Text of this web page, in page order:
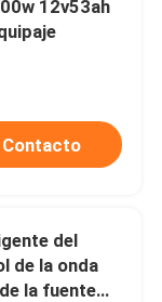
12v53ah
Contacto
del
de la onda
la fuente